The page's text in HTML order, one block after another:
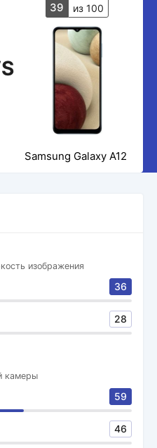
39 из 100
Samsung Galaxy A12
изображения
36
28
камеры
59
46